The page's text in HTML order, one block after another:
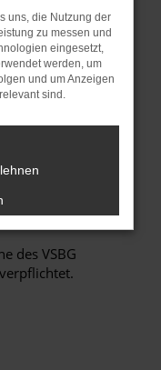
an einem
des VSBG
uns, die Nutzung der
zu messen und
eingesetzt,
werden, um
und um Anzeigen
sind.